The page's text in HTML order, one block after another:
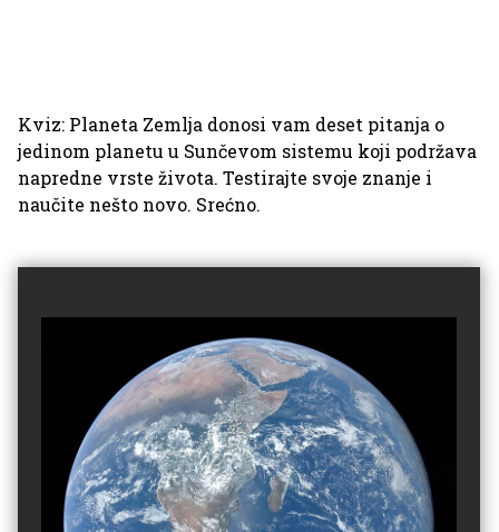
Kviz: Planeta Zemlja donosi vam deset pitanja o
jedinom planetu u Sunčevom sistemu koji podržava
napredne vrste života. Testirajte svoje znanje i
naučite nešto novo. Srećno.